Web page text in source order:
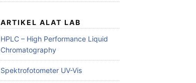
ARTIKEL ALAT LAB
HPLC – High Performance Liquid
Chromatography
Spektrofotometer UV-Vis